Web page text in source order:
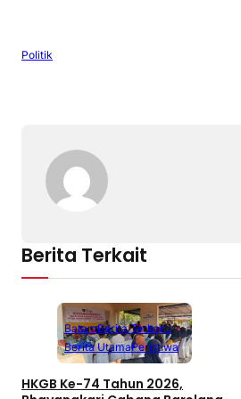
Politik
Berita Terkait
BatamBerita Terbaru
Berita UtamaPeristiwa
HKGB Ke-74 Tahun 2026,